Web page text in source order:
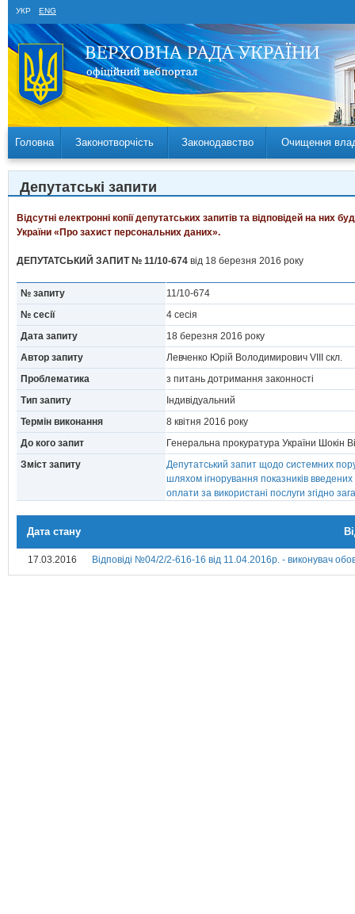
УКР ENG
Головна Законотворчість Законодавство Очищення
Депутатські запити
Відсутні електронні копії депутатських запитів та відповідей на
України «Про захист персональних даних».
ДЕПУТАТСЬКИЙ ЗАПИТ № 11/10-674 від 18 березня 2016 року
№ запиту
11/10-674
№ сесії
4 сесія
Дата запиту
18 березня 2016 року
Автор запиту
Левченко Юрій Володимирович VIII скл.
Проблематика
з питань дотримання законності
Тип запиту
Індивідуальний
Термін виконання
8 квiтня 2016 року
До кого запит
Генеральна прокуратура України Шокін
Зміст запиту
Депутатський запит щодо системних
шляхом ігнорування показників введених
оплати за використані послуги згідно
Дата стану
17.03.2016 Відповіді №04/2/2-616-16 від 11.04.2016р. - виконувач